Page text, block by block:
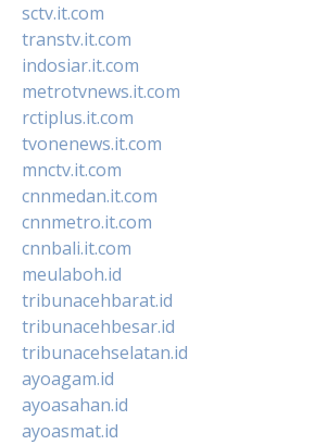
sctv.it.com
transtv.it.com
indosiar.it.com
metrotvnews.it.com
rctiplus.it.com
tvonenews.it.com
mnctv.it.com
cnnmedan.it.com
cnnmetro.it.com
cnnbali.it.com
meulaboh.id
tribunacehbarat.id
tribunacehbesar.id
tribunacehselatan.id
ayoagam.id
ayoasahan.id
ayoasmat.id